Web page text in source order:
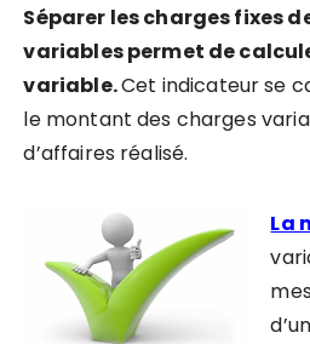
Séparer les charges fixes
variables permet de
variable.Cet indicateur se
le montant des charges
d’affaires réalisé.
La